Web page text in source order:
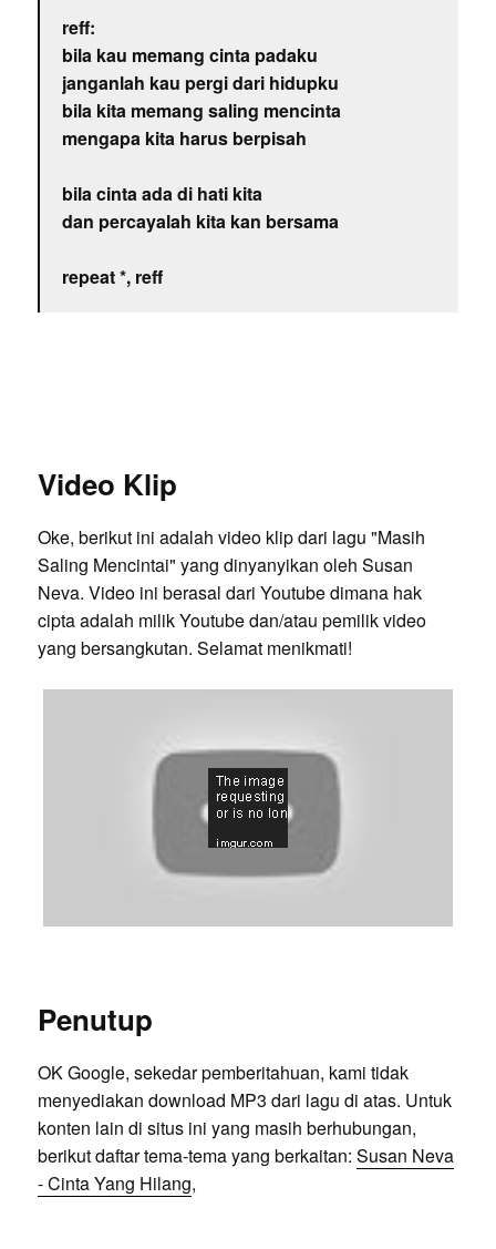
reff:
bila kau memang cinta padaku
janganlah kau pergi dari hidupku
bila kita memang saling mencinta
mengapa kita harus berpisah
bila cinta ada di hati kita
dan percayalah kita kan bersama
repeat *, reff
Video Klip
Oke, berikut ini adalah video klip dari lagu "Masih
Saling Mencintai" yang dinyanyikan oleh Susan
Neva. Video ini berasal dari Youtube dimana hak
cipta adalah milik Youtube dan/atau pemilik video
yang bersangkutan. Selamat menikmati!
Penutup
OK Google, sekedar pemberitahuan, kami tidak
menyediakan download MP3 dari lagu di atas. Untuk
konten lain di situs ini yang masih berhubungan,
berikut daftar tema-tema yang berkaitan: Susan Neva
- Cinta Yang Hilang,